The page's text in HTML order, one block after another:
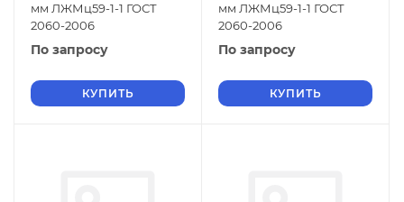
мм ЛЖМц59-1-1 ГОСТ
2060-2006
По запросу
КУПИТЬ
мм ЛЖМц59-1-1 ГОСТ
2060-2006
По запросу
КУПИТЬ